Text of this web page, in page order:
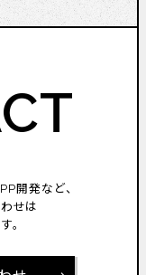
開発など、
せは
。